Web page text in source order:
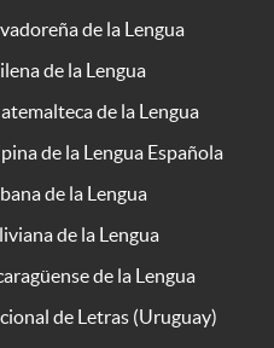
de la Lengua
de la Lengua
de la Lengua
de la Lengua Española
de la Lengua
de la Lengua
de la Lengua
de Letras (Uruguay)